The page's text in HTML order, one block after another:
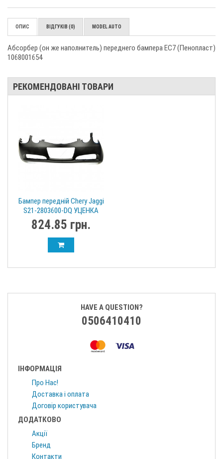
ОПИС ВІДГУКІВ (0) MODEL AUTO
Абсорбер (он же наполнитель) переднего бампера EC7 (Пенопласт)
1068001654
РЕКОМЕНДОВАНІ ТОВАРИ
Бампер передній Chery Jaggi
S21-2803600-DQ УЦЕНКА
824.85 грн.
HAVE A QUESTION?
0506410410
ІНФОРМАЦІЯ
Про Нас!
Доставка і оплата
Договір користувача
ДОДАТКОВО
Акції
Бренд
Контакти